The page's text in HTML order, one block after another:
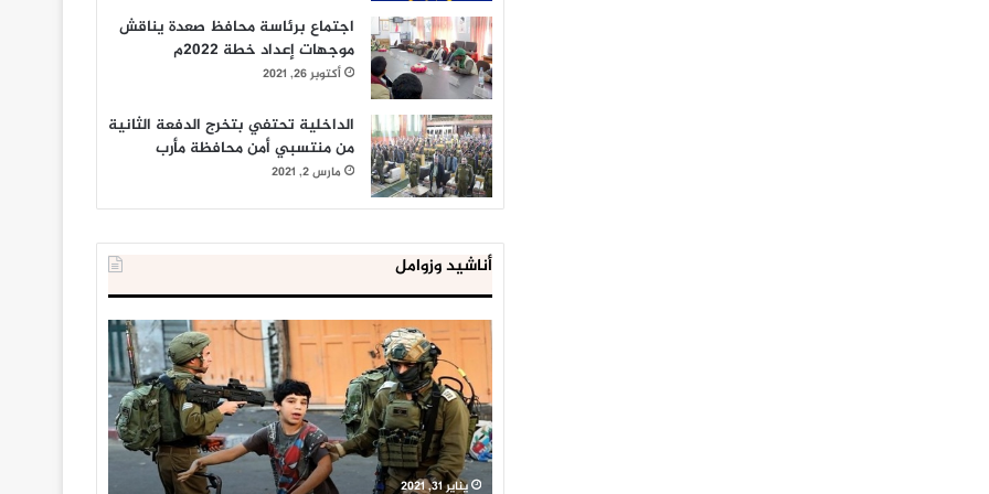
اجتماع برئاسة محافظ صعدة يناقش
موجهات إعداد خطة 2022م
أكتوبر 26, 2021
الداخلية تحتفي بتخرج الدفعة الثانية
من منتسبي أمن محافظة مأرب
مارس 2, 2021
أناشيد وزوامل
العدو
الإسرائيلي
اعتقل
543
طفلا
فلسطينيا
خلال
يناير 31, 2021
الداخلية
المصرية
تعلن
إحباط
‘مخطط
كبير’